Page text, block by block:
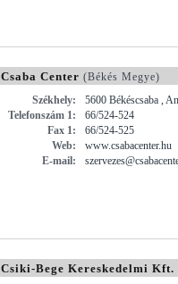
Csaba Center (Békés Megye)
Székhely:
5600 Békéscsaba ,
Telefonszám 1:
66/524-524
Fax 1:
66/524-525
Web:
www.csabacenter.hu
E-mail:
Csiki-Bege Kereskedelmi Kft.